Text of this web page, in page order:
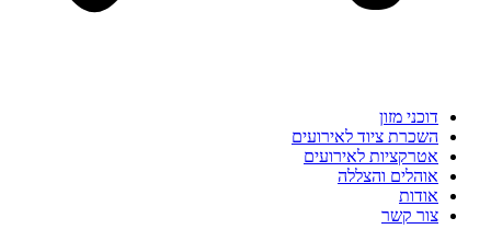
דוכני מזון
השכרת ציוד לאירועים
אטרקציות לאירועים
אוהלים והצללה
אודות
צור קשר